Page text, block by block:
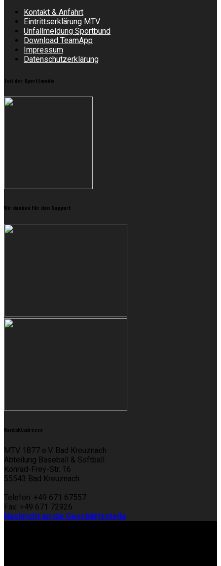
Kontakt & Anfahrt
Eintrittserklärung MTV
Unfallmeldung Sportbund
Download TeamApp
Impressum
Datenschutzerklärung
Teil der Sportfamilie
Wir danken für den Support
Kontaktadresse
MTV 1877 e.V. Bad Kreuznach
Abteilung Baseball & Softball
Konrad-Frey-Str. 16
55543 Bad Kreuznach
Telefon: +49 671 67557
Fax: +49 671 72926
Nachricht an die Geschäftsstelle